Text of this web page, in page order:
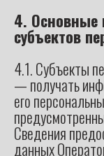
4. Основные
субъектов
4.1. Субъекты
— получать
его
Сведения
данных